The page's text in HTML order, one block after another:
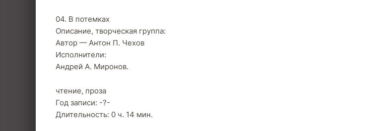
04. В потемках
Описание, творческая группа:
Автор — Антон П. Чехов
Исполнители:
Андрей А. Миронов.
чтение, проза
Год записи: -?-
Длительность: 0 ч. 14 мин.